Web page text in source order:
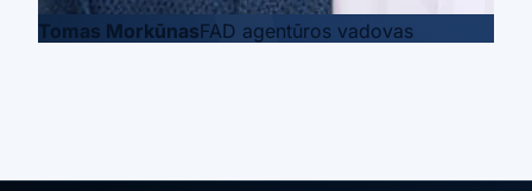
Tomas MorkūnasFAD agentūros vadovas